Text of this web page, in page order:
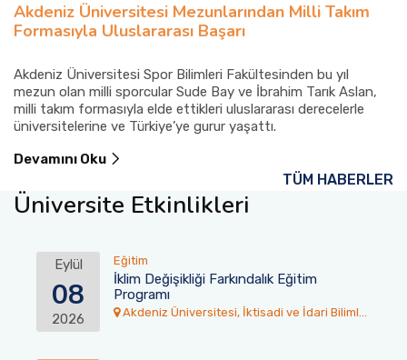
Akdeniz Üniversitesi Mezunlarından Milli Takım
Formasıyla Uluslararası Başarı
Akdeniz Üniversitesi Spor Bilimleri Fakültesinden bu yıl
mezun olan milli sporcular Sude Bay ve İbrahim Tarık Aslan,
milli takım formasıyla elde ettikleri uluslararası derecelerle
üniversitelerine ve Türkiye’ye gurur yaşattı.
Devamını Oku
TÜM HABERLER
Üniversite Etkinlikleri
Eylül
08
2026
Eğitim
İklim Değişikliği Farkındalık Eğitim
Programı
Akdeniz Üniversitesi, İktisadi ve İdari Bilimler